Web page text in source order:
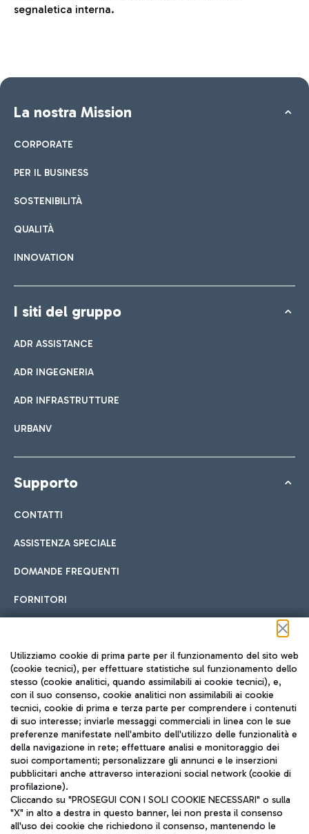
segnaletica interna.
La nostra Mission
CORPORATE
PER IL BUSINESS
SOSTENIBILITÀ
QUALITÀ
INNOVATION
I siti del gruppo
ADR ASSISTANCE
ADR INGEGNERIA
ADR INFRASTRUTTURE
URBANV
Supporto
CONTATTI
ASSISTENZA SPECIALE
DOMANDE FREQUENTI
FORNITORI
Seguici sui social
TRAVEL JOURNAL
ITA
Utilizziamo cookie di prima parte per il funzionamento del sito web
(cookie tecnici), per effettuare statistiche sul funzionamento dello
stesso (cookie analitici, quando assimilabili ai cookie tecnici), e,
con il suo consenso, cookie analitici non assimilabili ai cookie
tecnici, cookie di prima e terza parte per comprendere i contenuti
di suo interesse; inviarle messaggi commerciali in linea con le sue
preferenze manifestate nell'ambito dell'utilizzo delle funzionalità e
della navigazione in rete; effettuare analisi e monitoraggio dei
suoi comportamenti; personalizzare gli annunci e le inserzioni
pubblicitari anche attraverso interazioni social network (cookie di
profilazione).
Cliccando su "PROSEGUI CON I SOLI COOKIE NECESSARI" o sulla
"X" in alto a destra in questo banner, lei non presta il consenso
all'uso dei cookie che richiedono il consenso, mantenendo le